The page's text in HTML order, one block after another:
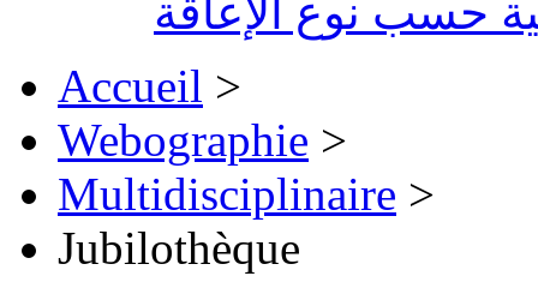
حسب نوع الإعاقة
Accueil >
Webographie >
Multidisciplinaire >
Jubilothèque